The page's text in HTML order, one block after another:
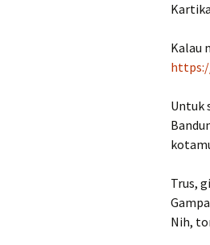
Kalau
Untuk
Trus,
Nih,